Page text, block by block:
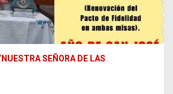
SEÑORA DE LAS